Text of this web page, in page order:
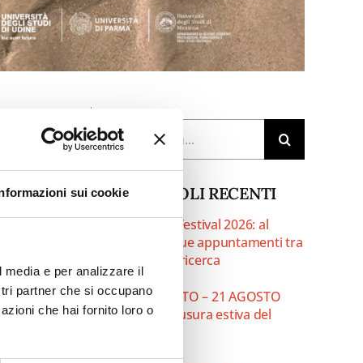
sui cookie
e per analizzare il
partner che si occupano
che hai fornito loro o
ARTICOLI RECENTI
Insolito Festival 2026: al
CAPAS due appuntamenti tra
teatro e ricerca
10 AGOSTO – 21 AGOSTO
2026 chiusura estiva del